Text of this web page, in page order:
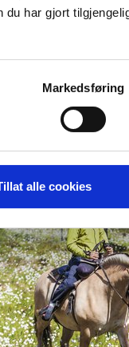
du har gjort
Markedsføring
alle cookies
Fageråsen